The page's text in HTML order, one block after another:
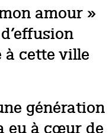
amour »
à cette ville
génération